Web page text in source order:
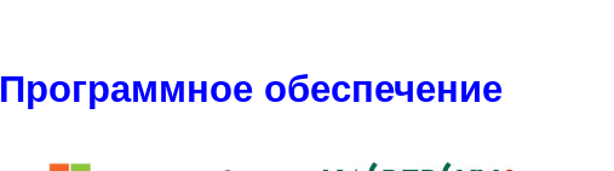
Программное обеспечение